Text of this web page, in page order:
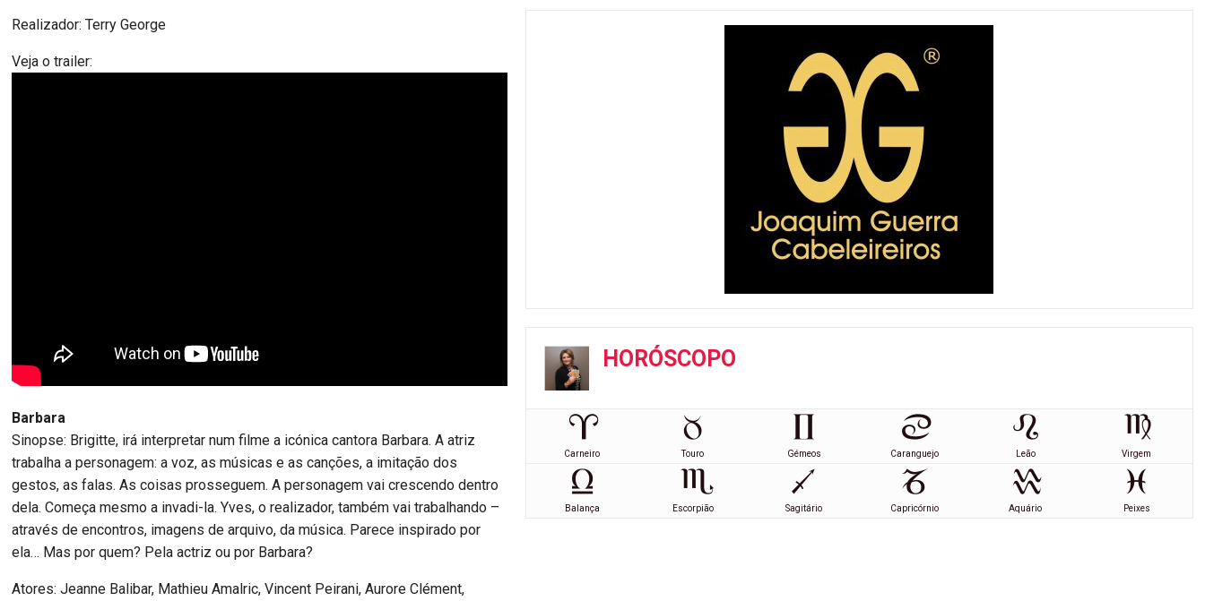
Realizador: Terry George
Veja o trailer:
Barbara
Sinopse: Brigitte, irá interpretar num filme a icónica cantora Barbara. A atriz
trabalha a personagem: a voz, as músicas e as canções, a imitação dos
gestos, as falas. As coisas prosseguem. A personagem vai crescendo dentro
dela. Começa mesmo a invadi-la. Yves, o realizador, também vai trabalhando –
através de encontros, imagens de arquivo, da música. Parece inspirado por
ela… Mas por quem? Pela actriz ou por Barbara?
Atores: Jeanne Balibar, Mathieu Amalric, Vincent Peirani, Aurore Clément,
HORÓSCOPO
Carneiro Touro Gémeos Caranguejo Leão Virgem
Balança Escorpião Sagitário Capricórnio Aquário Peixes